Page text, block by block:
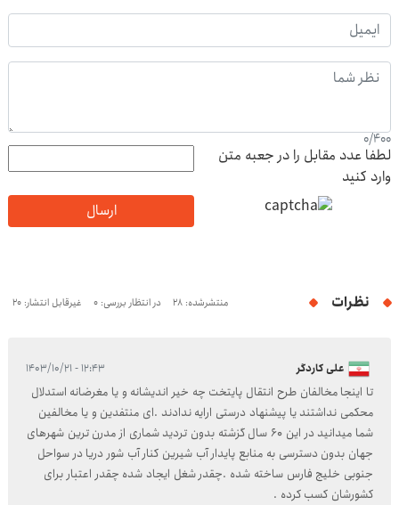
0/400
لطفا عدد مقابل را در جعبه متن
وارد کنید
ارسال
نظرات منتشرشده: 28 در انتظار بررسی: 0 غیرقابل انتشار: 20
علی کاردگر ۱۲:۴۳ - ۱۴۰۳/۱۰/۲۱
تا اینجا مخالفان طرح انتقال پایتخت چه خیر اندیشانه و یا مغرضانه استدلال
محکمی نداشتند یا پیشنهاد درستی ارایه ندادند .ای منتفدین و یا مخالفین
شما میدانید در این 60 سال گزشته بدون تردید شماری از مدرن ترین شهرهای
جهان بدون دسترسی به منابع پایدار آب شیرین کنار آب شور دریا در سواحل
جنوبی خلیج فارس ساخته شده .چقدر شغل ایجاد شده چقدر اعتبار برای
کشورشان کسب کرده .